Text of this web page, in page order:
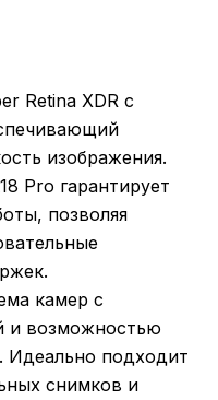
Retina XDR с
изображения.
Pro гарантирует
позволяя
камер с
и возможностью
Идеально подходит
снимков и